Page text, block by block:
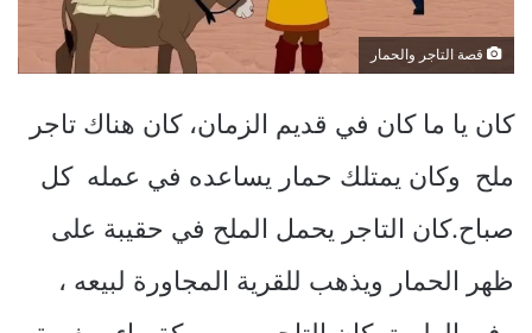
قصة التاجر والحمار
كان يا ما كان في قديم الزمان، كان هناك تاجر
ملح وكان يمتلك حمار يساعده في عمله كل
صباح.كان التاجر يحمل الملح في حقيبة على
ظهر الحمار ويذهب للقرية المجاورة لبيعه ،